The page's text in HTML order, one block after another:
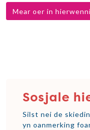
Mear oer in
Sosjale
Silst nei de
yn oanmerking